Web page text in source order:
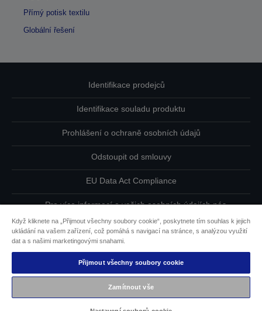
Přímý potisk textilu
Globální řešení
Identifikace prodejců
Identifikace souladu produktu
Prohlášení o ochraně osobních údajů
Odstoupit od smlouvy
EU Data Act Compliance
Pro více informací o vašich osobních údajích nás
Informace o souborech cookie
Závazek usnadnění přístupu společnosti Epson
Copyright © 2026 Seiko Epson
Když kliknete na „Přijmout všechny soubory cookie“, poskytnete tím souhlas k jejich
ukládání na vašem zařízení, což pomáhá s navigací na stránce, s analýzou využití
dat a s našimi marketingovými snahami.
Přijmout všechny soubory cookie
Zamítnout vše